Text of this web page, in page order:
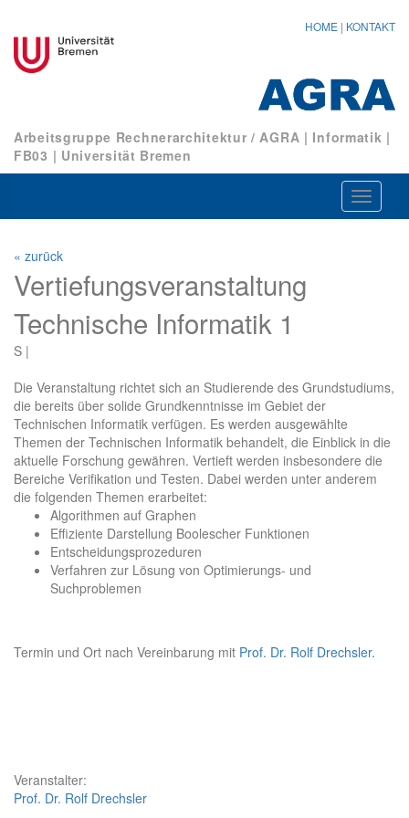
HOME | KONTAKT
Arbeitsgruppe Rechnerarchitektur / AGRA | Informatik |
FB03 | Universität Bremen
ein-/
« zurück
Vertiefungsveranstaltung
Technische Informatik 1
S |
Die Veranstaltung richtet sich an Studierende des Grundstudiums,
die bereits über solide Grundkenntnisse im Gebiet der
Technischen Informatik verfügen. Es werden ausgewählte
Themen der Technischen Informatik behandelt, die Einblick in die
aktuelle Forschung gewähren. Vertieft werden insbesondere die
Bereiche Verifikation und Testen. Dabei werden unter anderem
die folgenden Themen erarbeitet:
Algorithmen auf Graphen
Effiziente Darstellung Boolescher Funktionen
Entscheidungsprozeduren
Verfahren zur Lösung von Optimierungs- und
Suchproblemen
Termin und Ort nach Vereinbarung mit Prof. Dr. Rolf Drechsler.
Veranstalter:
Prof. Dr. Rolf Drechsler